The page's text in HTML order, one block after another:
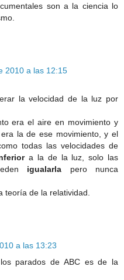
son a la ciencia lo
2010 a las 12:15
la velocidad de la luz por
era el aire en movimiento y
la de ese movimiento, y el
todas las velocidades de
a la de la luz, solo las
igualarla pero nunca
teoría de la relatividad.
a las 13:23
parados de ABC es de la